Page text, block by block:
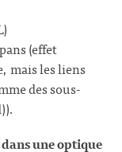
(effet
mais les liens
des sous-
une optique